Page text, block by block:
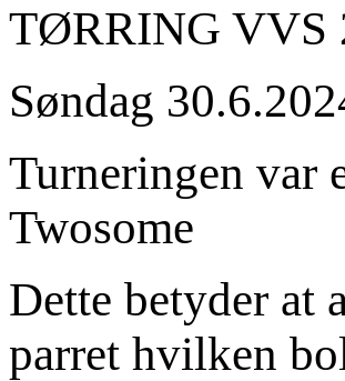
TØRRING VVS
Søndag
Turneringen var
Twosome
Dette betyder at
parret hvilken